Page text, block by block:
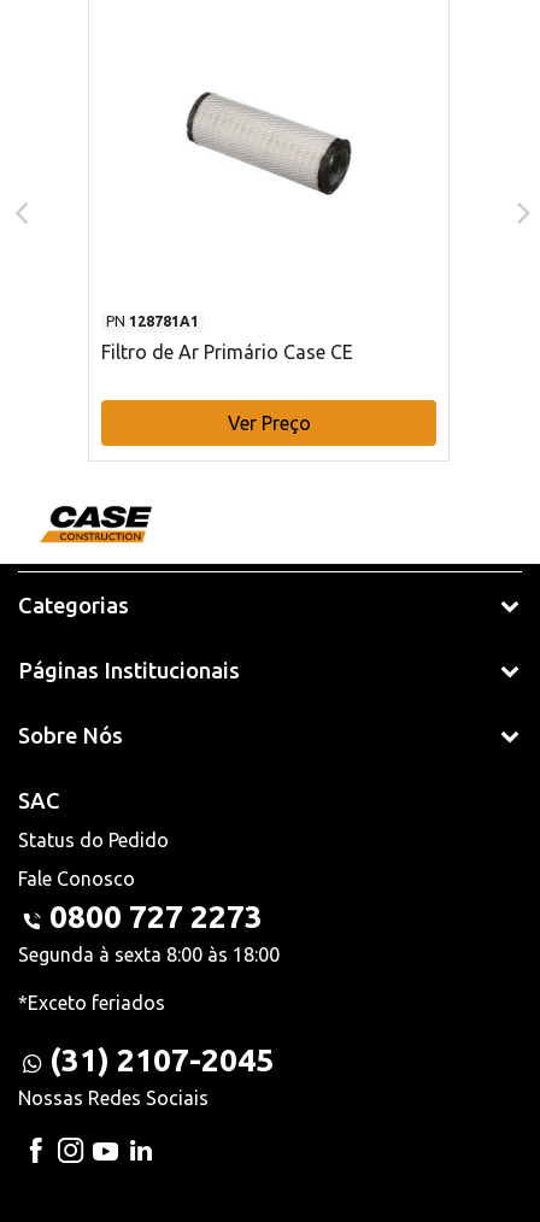
PN 128781A1
Filtro de Ar Primário Case CE
Ver Preço
Categorias
Páginas Institucionais
Sobre Nós
SAC
Status do Pedido
Fale Conosco
0800 727 2273
Segunda à sexta 8:00 às 18:00
*Exceto feriados
(31) 2107-2045
Nossas Redes Sociais